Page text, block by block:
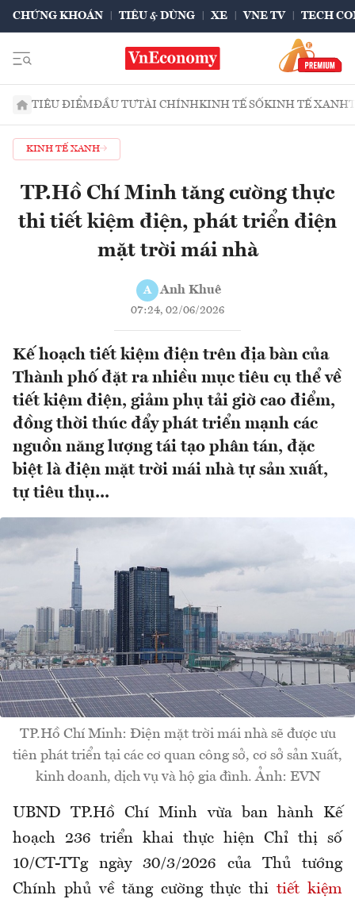
CHỨNG KHOÁN TIÊU & DÙNG XE VNE TV TECH
TIÊU ĐIỂMĐẦU TƯTÀI CHÍNHKINH TẾ SỐKINH TẾ XANH
KINH TẾ XANH
TP.Hồ Chí Minh tăng cường thực
thi tiết kiệm điện, phát triển điện
mặt trời mái nhà
A Anh Khuê
07:24, 02/06/2026
Kế hoạch tiết kiệm điện trên địa bàn của
Thành phố đặt ra nhiều mục tiêu cụ thể về
tiết kiệm điện, giảm phụ tải giờ cao điểm,
đồng thời thúc đẩy phát triển mạnh các
nguồn năng lượng tái tạo phân tán, đặc
biệt là điện mặt trời mái nhà tự sản xuất,
tự tiêu thụ...
TP.Hồ Chí Minh: Điện mặt trời mái nhà sẽ được ưu
tiên phát triển tại các cơ quan công sở, cơ sở sản xuất,
kinh doanh, dịch vụ và hộ gia đình. Ảnh: EVN
UBND TP.Hồ Chí Minh vừa ban hành Kế
hoạch 236 triển khai thực hiện Chỉ thị số
10/CT-TTg ngày 30/3/2026 của Thủ tướng
Chính phủ về tăng cường thực thitiết kiệm